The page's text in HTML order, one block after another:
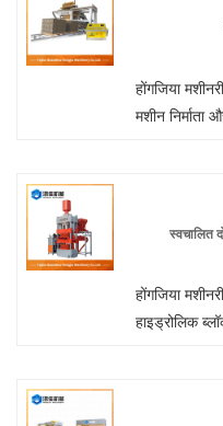
होंगजिया
मशीन निर्माता
डिलीवरी प्रदान
स्वचालित
होंगजिया
हाइड्रोलिक